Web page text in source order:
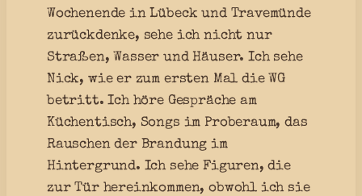
Wochenende in Lübeck und Travemünde
zurückdenke, sehe ich nicht nur
Straßen, Wasser und Häuser. Ich sehe
Nick, wie er zum ersten Mal die WG
betritt. Ich höre Gespräche am
Küchentisch, Songs im Proberaum, das
Rauschen der Brandung im
Hintergrund. Ich sehe Figuren, die
zur Tür hereinkommen, obwohl ich sie